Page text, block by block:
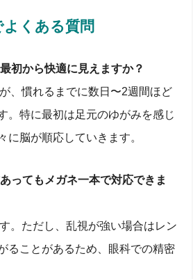
くある質問
初から快適に見えますか？
、慣れるまでに数日〜2週間ほど
。特に最初は足元のゆがみを感じ
に脳が順応していきます。
ってもメガネ一本で対応できま
。ただし、乱視が強い場合はレン
ることがあるため、眼科での精密